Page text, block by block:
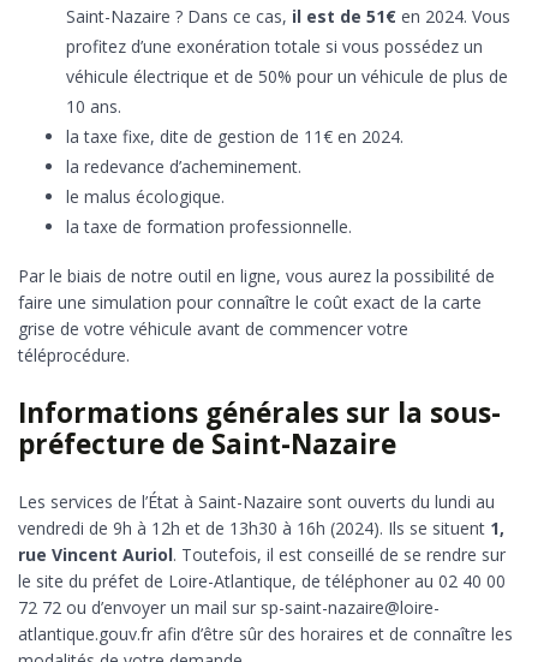
Saint-Nazaire ? Dans ce cas, il est de 51€ en 2024. Vous
profitez d’une exonération totale si vous possédez un
véhicule électrique et de 50% pour un véhicule de plus de
10 ans.
la taxe fixe, dite de gestion de 11€ en 2024.
la redevance d’acheminement.
le malus écologique.
la taxe de formation professionnelle.
Par le biais de notre outil en ligne, vous aurez la possibilité de
faire une simulation pour connaître le coût exact de la carte
grise de votre véhicule avant de commencer votre
téléprocédure.
Informations générales sur la sous-
préfecture de Saint-Nazaire
Les services de l’État à Saint-Nazaire sont ouverts du lundi au
vendredi de 9h à 12h et de 13h30 à 16h (2024). Ils se situent 1,
rue Vincent Auriol. Toutefois, il est conseillé de se rendre sur
le site du préfet de Loire-Atlantique, de téléphoner au 02 40 00
72 72 ou d’envoyer un mail sur sp-saint-nazaire@loire-
atlantique.gouv.fr afin d’être sûr des horaires et de connaître les